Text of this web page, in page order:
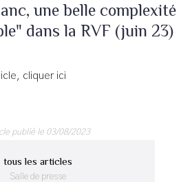
une belle complexité
dans la RVF (juin 23)
cliquer ici
publié le 03/08/2023
tous les articles
Salle de presse